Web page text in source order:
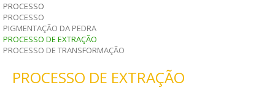
PROCESSO
PROCESSO
PIGMENTAÇÃO DA PEDRA
PROCESSO DE EXTRAÇÃO
PROCESSO DE TRANSFORMAÇÃO
PROCESSO DE EXTRAÇÃO